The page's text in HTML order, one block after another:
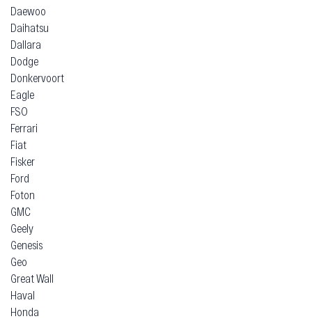
Daewoo
Daihatsu
Dallara
Dodge
Donkervoort
Eagle
FSO
Ferrari
Fiat
Fisker
Ford
Foton
GMC
Geely
Genesis
Geo
Great Wall
Haval
Honda